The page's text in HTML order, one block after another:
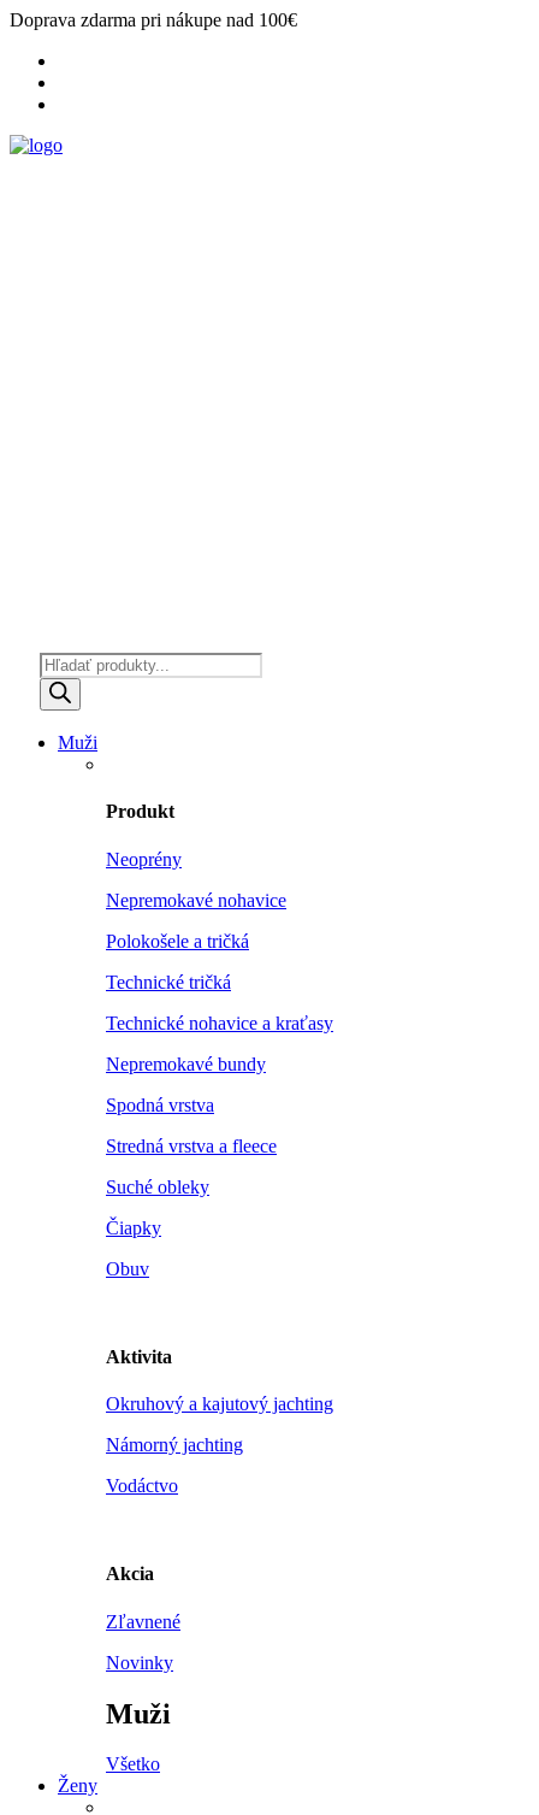
Doprava zdarma pri nákupe nad 100€
Products
search
Muži
Produkt
Neoprény
Nepremokavé nohavice
Polokošele a tričká
Technické tričká
Technické nohavice a kraťasy
Nepremokavé bundy
Spodná vrstva
Stredná vrstva a fleece
Suché obleky
Čiapky
Obuv
Aktivita
Okruhový a kajutový jachting
Námorný jachting
Vodáctvo
Akcia
Zľavnené
Novinky
Muži
Všetko
Ženy